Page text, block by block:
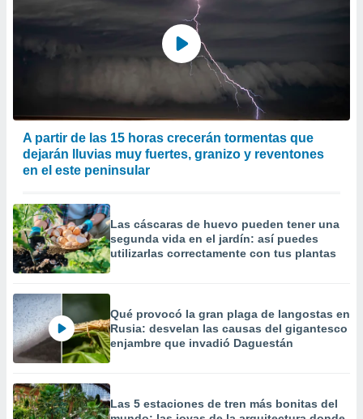
A partir de las 15 horas crecerán tormentas que
dejarán lluvias muy fuertes, granizo y reventones
en el este peninsular
Las cáscaras de huevo pueden tener una
segunda vida en el jardín: así puedes
utilizarlas correctamente con tus plantas
Qué provocó la gran plaga de langostas en
Rusia: desvelan las causas del gigantesco
enjambre que invadió Daguestán
Las 5 estaciones de tren más bonitas del